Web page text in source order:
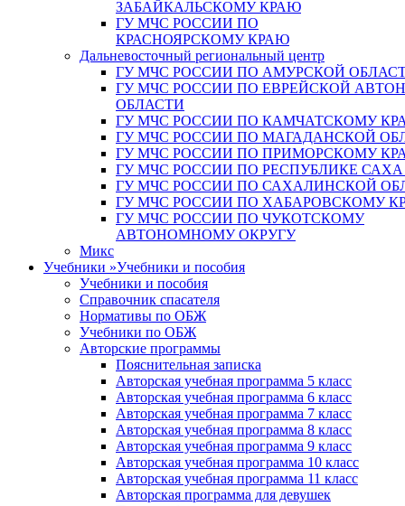
ЗАБАЙКАЛЬСКОМУ КРАЮ
ГУ МЧС РОССИИ ПО
КРАСНОЯРСКОМУ КРАЮ
Дальневосточный региональный центр
ГУ МЧС РОССИИ ПО АМУРСКОЙ
ГУ МЧС РОССИИ ПО ЕВРЕЙСКОЙ
ОБЛАСТИ
ГУ МЧС РОССИИ ПО КАМЧАТСКОМУ
ГУ МЧС РОССИИ ПО МАГАДАНСКОЙ
ГУ МЧС РОССИИ ПО ПРИМОРСКОМУ
ГУ МЧС РОССИИ ПО РЕСПУБЛИКЕ
ГУ МЧС РОССИИ ПО САХАЛИНСКОЙ
ГУ МЧС РОССИИ ПО ХАБАРОВСКОМУ
ГУ МЧС РОССИИ ПО ЧУКОТСКОМУ
АВТОНОМНОМУ ОКРУГУ
Микс
Учебники »Учебники и пособия
Учебники и пособия
Справочник спасателя
Нормативы по ОБЖ
Учебники по ОБЖ
Авторские программы
Пояснительная записка
Авторская учебная программа 5 класс
Авторская учебная программа 6 класс
Авторская учебная программа 7 класс
Авторская учебная программа 8 класс
Авторская учебная программа 9 класс
Авторская учебная программа 10 класс
Авторская учебная программа 11 класс
Авторская программа для девушек